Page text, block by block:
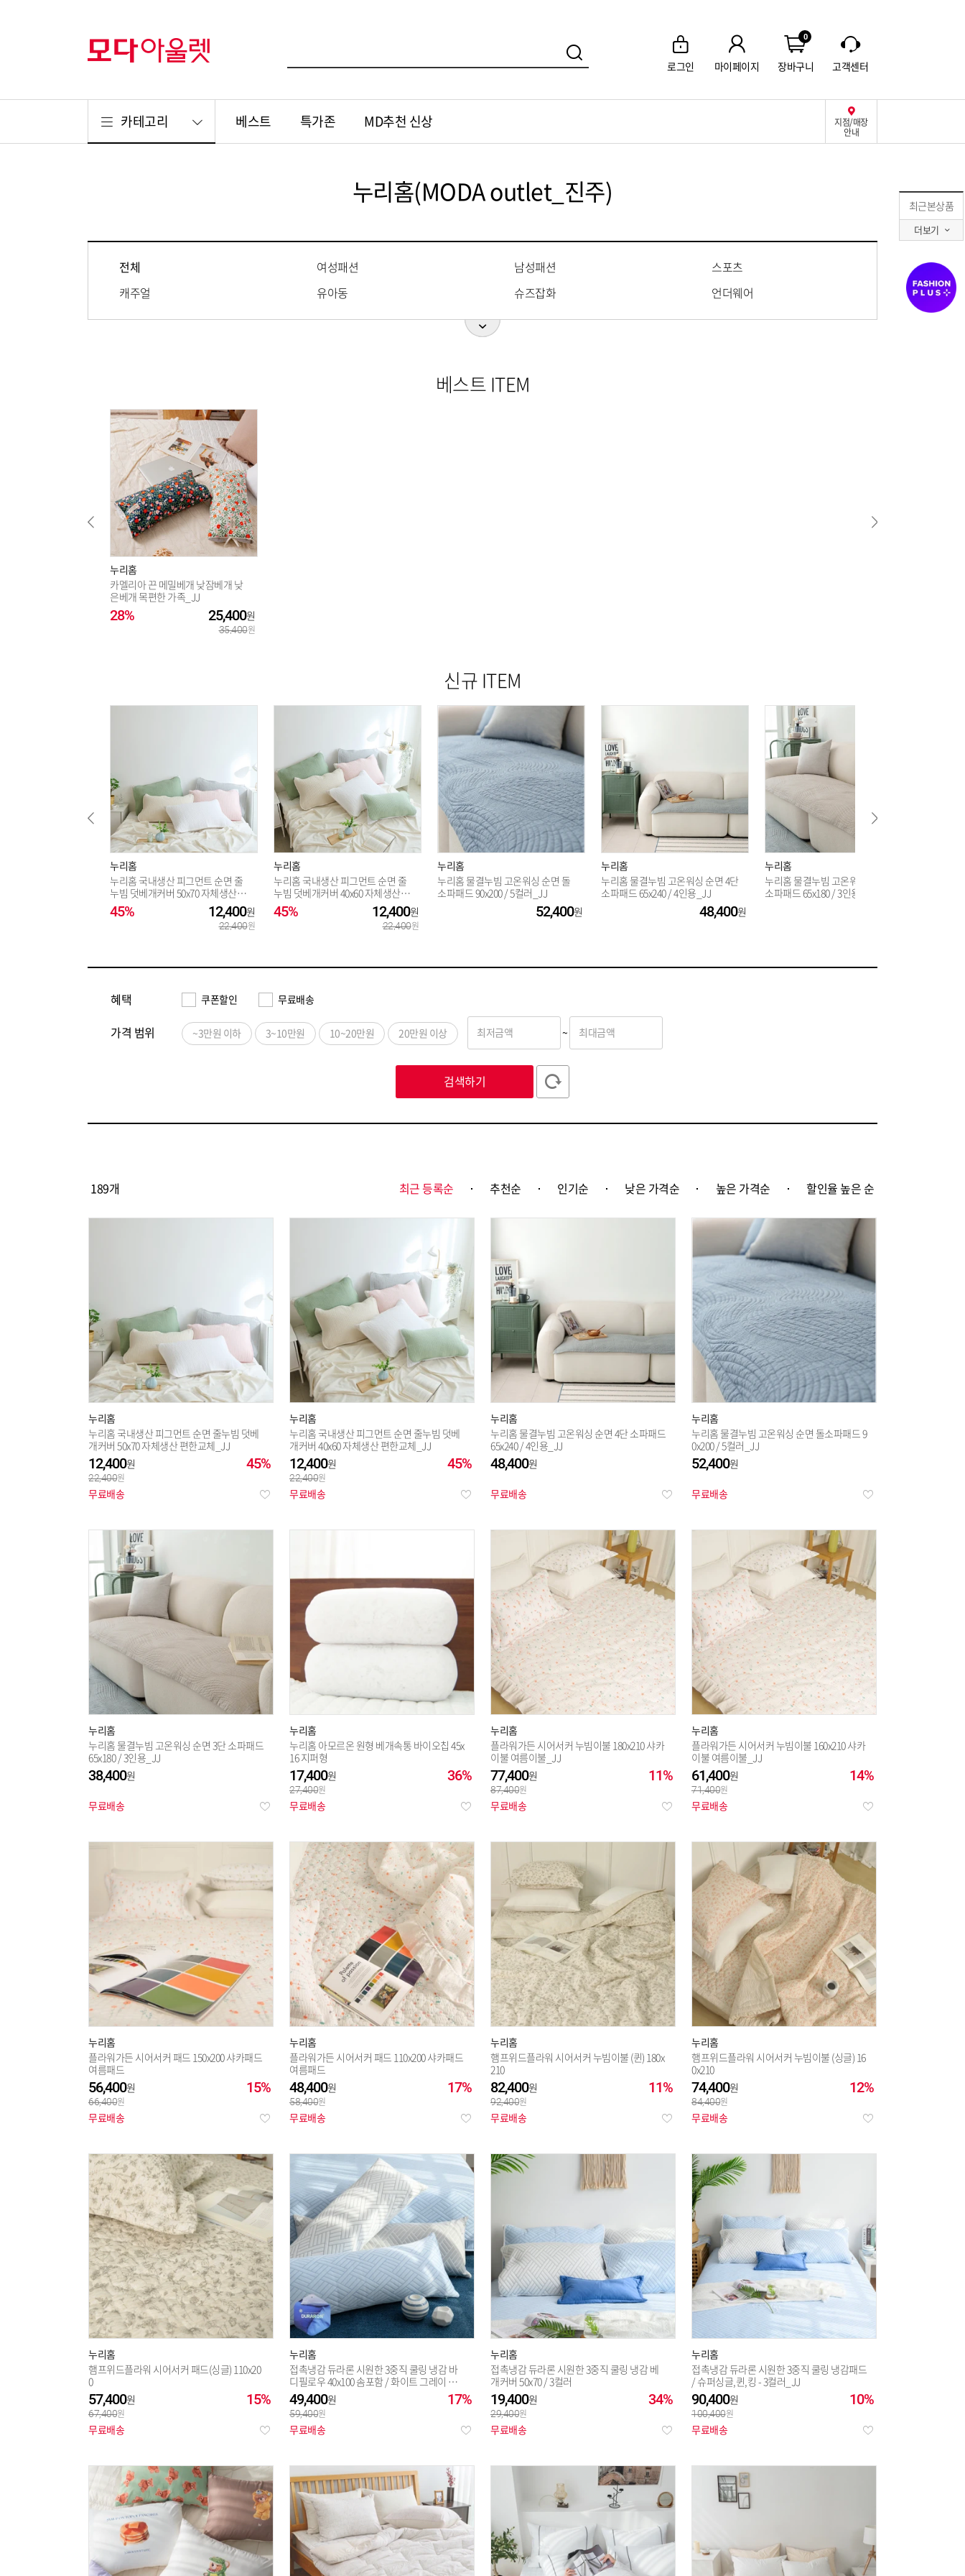
로그인 마이페이지
0
장바구니 고객센터
카테고리 지점/매장
안내
베스트 특가존 MD추천 신상
최근본상품
더보기
누리홈(MODA outlet_진주)
전체 여성패션 남성패션
스포츠
캐주얼
유아동 슈즈잡화
언더웨어
리빙
베스트 ITEM
누리홈
카멜리아 끈 메밀베개 낮잠베개 낮
은베개 목편한 가족_JJ
28% 25,400
35,400
신규 ITEM
누리홈
누리홈 국내생산 피그먼트 순면 줄
누빔 덧베개커버 50x70 자체생산 편
한교체_JJ
45% 12,400
22,400
누리홈
누리홈 국내생산 피그먼트 순면 줄
누빔 덧베개커버 40x60 자체생산 편
한교체_JJ
45% 12,400
22,400
누리홈
누리홈 물결누빔 고온워싱 순면 돌
소파패드 90x200 / 5컬러_JJ
52,400
누리홈
누리홈 물결누빔 고온워싱 순면 4단
소파패드 65x240 / 4인용_JJ
48,400
누리홈
누리홈 물결누빔 고온워싱 순면 3단
소파패드 65x180 / 3인용_JJ
혜택 쿠폰할인 무료배송
가격 범위 ~3만원 이하 3~10만원 10~20만원 20만원 이상 최저금액 ~ 최대금액
검색하기
189개 최근 등록순 추천순 인기순 낮은 가격순 높은 가격순 할인율 높은 순
누리홈
누리홈 국내생산 피그먼트 순면 줄누빔 덧베
개커버 50x70 자체생산 편한교체_JJ
45%
12,400
22,400
무료배송
누리홈
누리홈 국내생산 피그먼트 순면 줄누빔 덧베
개커버 40x60 자체생산 편한교체_JJ
45%
12,400
22,400
무료배송
누리홈
누리홈 물결누빔 고온워싱 순면 4단 소파패드
65x240 / 4인용_JJ
48,400
무료배송
누리홈
누리홈 물결누빔 고온워싱 순면 돌소파패드 9
0x200 / 5컬러_JJ
52,400
무료배송
누리홈
누리홈 물결누빔 고온워싱 순면 3단 소파패드
65x180 / 3인용_JJ
38,400
무료배송
누리홈
누리홈 아모르온 원형 베개속통 바이오칩 45x
16 지퍼형
36%
17,400
27,400
무료배송
누리홈
플라워가든 시어서커 누빔이불 180x210 샤카
이불 여름이불_JJ
11%
77,400
87,400
무료배송
누리홈
플라워가든 시어서커 누빔이불 160x210 샤카
이불 여름이불_JJ
14%
61,400
71,400
무료배송
누리홈
플라워가든 시어서커 패드 150x200 샤카패드
여름패드
15%
56,400
66,400
무료배송
누리홈
플라워가든 시어서커 패드 110x200 샤카패드
여름패드
17%
48,400
58,400
무료배송
누리홈
햄프위드플라워 시어서커 누빔이불 (퀸) 180x
210
11%
82,400
92,400
무료배송
누리홈
햄프위드플라워 시어서커 누빔이불 (싱글) 16
0x210
12%
74,400
84,400
무료배송
누리홈
햄프위드플라워 시어서커 패드(싱글) 110x20
0
15%
57,400
67,400
무료배송
누리홈
접촉냉감 듀라론 시원한 3중직 쿨링 냉감 바
디필로우 40x100 솜포함 / 화이트 그레이 블
루_JJ
17%
49,400
59,400
무료배송
누리홈
접촉냉감 듀라론 시원한 3중직 쿨링 냉감 베
개커버 50x70 / 3컬러
34%
19,400
29,400
무료배송
누리홈
접촉냉감 듀라론 시원한 3중직 쿨링 냉감패드
/ 슈퍼싱글,퀸,킹 - 3컬러_JJ
10%
90,400
100,400
무료배송